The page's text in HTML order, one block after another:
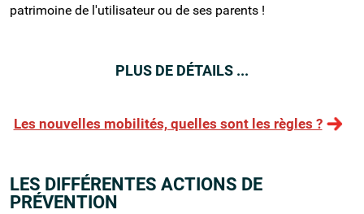
patrimoine de l'utilisateur ou de ses parents !
PLUS DE DÉTAILS ...
Les nouvelles mobilités, quelles sont les règles ?
LES DIFFÉRENTES ACTIONS DE
PRÉVENTION